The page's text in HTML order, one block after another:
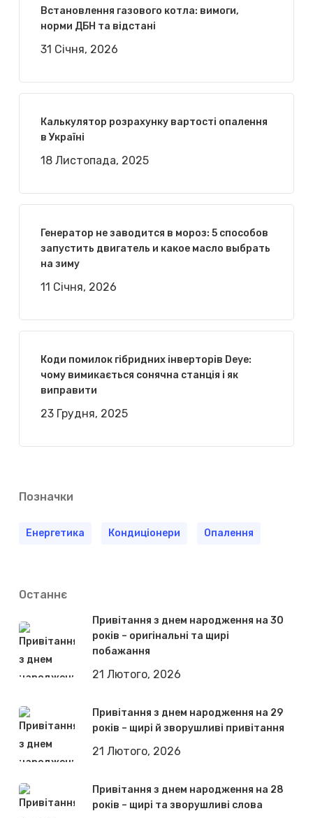
Встановлення газового котла: вимоги,
норми ДБН та відстані
31 Січня, 2026
Калькулятор розрахунку вартості опалення
в Україні
18 Листопада, 2025
Генератор не заводится в мороз: 5 способов
запустить двигатель и какое масло выбрать
на зиму
11 Січня, 2026
Коди помилок гібридних інверторів Deye:
чому вимикається сонячна станція і як
виправити
23 Грудня, 2025
Позначки
Енергетика Кондиціонери Опалення
Останнє
Привітання з днем народження на 30
років – оригінальні та щирі
побажання
21 Лютого, 2026
Привітання з днем народження на 29
років – щирі й зворушливі привітання
21 Лютого, 2026
Привітання з днем народження на 28
років – щирі та зворушливі слова